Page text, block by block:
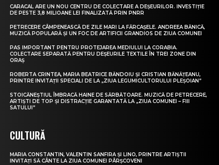
CARACAL ARE UN NOU CENTRU DE COLECTARE A DEȘEURILOR. INVESTIȚIE
DE PESTE 3,8 MILIOANE LEI FINALIZATĂ PRIN PNRR
PETRECERE CÂMPENEASCĂ DE ZILE MARI LA FĂRCAȘELE. ANDREEA BĂNICĂ,
MUZICĂ POPULARĂ ȘI UN FOC DE ARTIFICII GRANDIOS DE ZIUA COMUNEI
PAS IMPORTANT PENTRU PROTEJAREA MEDIULUI LA CORABIA.
COLECTARE SEPARATĂ PENTRU DEȘEURILE TEXTILE ÎN TREI ZONE DIN
ORAȘ
ROBERTA CRINTEA, MARIA BEATRICE BĂNDOIU ȘI CRISTIAN BĂNĂȚEANU,
PRINTRE INVITAȚII SPECIALI DE LA „ZIUA LEGUMICULTORULUI PLEȘOIAN”
STOICĂNEȘTIUL ÎMBRACĂ HAINE DE SĂRBĂTOARE. MUZICĂ DE PETRECERE,
ARTIȘTI DE TOP ȘI DISTRACȚIE GARANTATĂ LA „ZIUA COMUNEI – FIII
SATULUI”
CULTURĂ
MARIA CONSTANTIN, VALENTIN SANFIRA ȘI LINO, PRINTRE ARTIȘTII
INVITAȚI SĂ CÂNTE LA ZIUA COMUNEI PÂRȘCOVENI